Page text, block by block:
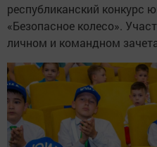
республиканский конкурс
«Безопасное колесо».
личном и командном